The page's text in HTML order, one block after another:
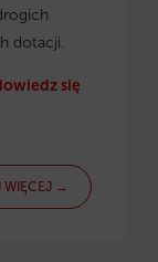
dotacji.
się
WIĘCEJ →